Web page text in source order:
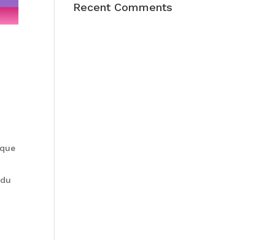
Recent Comments